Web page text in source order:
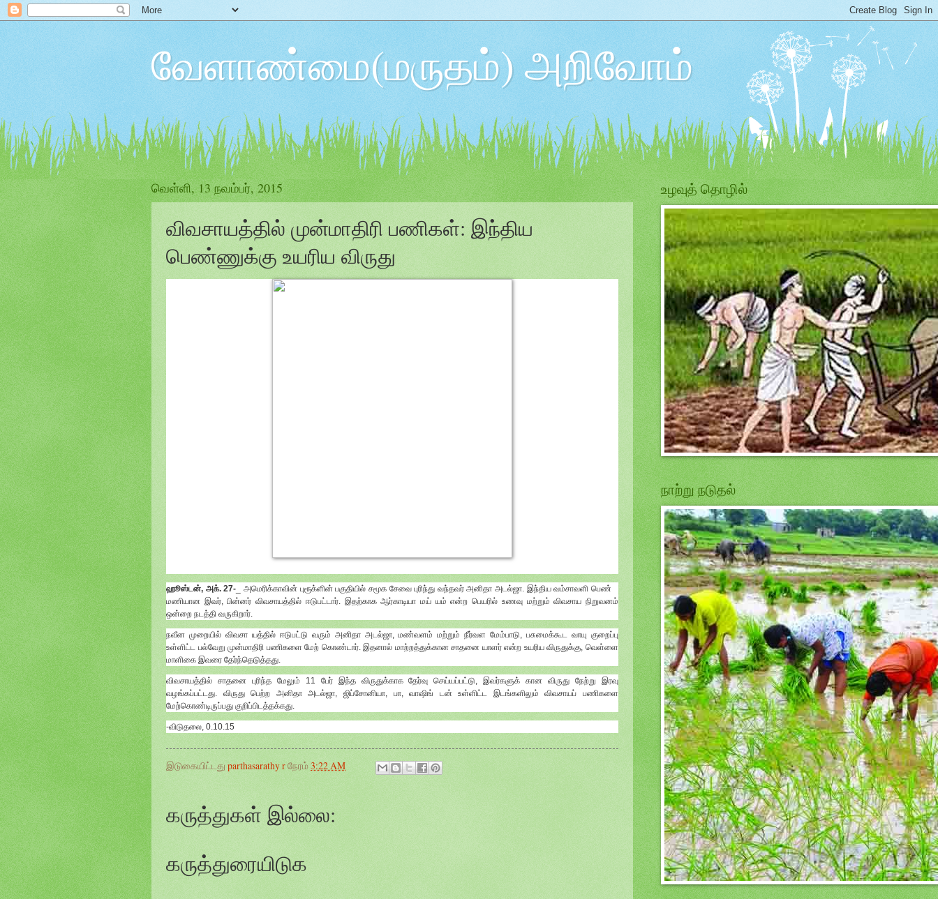
வேளாண்மை(மருதம்) அறிவோம்
வெள்ளி, 13 நவம்பர், 2015
விவசாயத்தில் முன்மாதிரி பணிகள்: இந்திய
பெண்ணுக்கு உயரிய விருது
ஹூஸ்டன், அக். 27- _ அமெரிக்காவின் புரூக்ளின் பகுதியில் சமூக சேவை புரிந்து வந்தவர் அனிதா அடல்ஜா. இந்திய வம்சாவளி பெண்
மணியான இவர், பின்னர் விவசாயத்தில் ஈடுபட்டார். இதற்காக ஆர்காடியா மய் யம் என்ற பெயரில் உணவு மற்றும் விவசாய நிறுவனம்
ஒன்றை நடத்தி வருகிறார்.
நவீன முறையில் விவசா யத்தில் ஈடுபட்டு வரும் அனிதா அடல்ஜா, மண்வளம் மற்றும் நீர்வள மேம்பாடு, பசுமைக்கூட வாயு குறைப்பு
உள்ளிட்ட பல்வேறு முன்மாதிரி பணிகளை மேற் கொண்டார். இதனால் மாற்றத்துக்கான சாதனை யாளர் என்ற உயரிய விருதுக்கு, வெள்ளை
மாளிகை இவரை தேர்ந்தெடுத்தது.
விவசாயத்தில் சாதனை புரிந்த மேலும் 11 பேர் இந்த விருதுக்காக தேர்வு செய்யப்பட்டு, இவர்களுக் கான விருது நேற்று இரவு
வழங்கப்பட்டது. விருது பெற்ற அனிதா அடல்ஜா, ஜிப்சோனியா, பா, வாஷிங் டன் உள்ளிட்ட இடங்களிலும் விவசாயப் பணிகளை
மேற்கொண்டிருப்பது குறிப்பிடத்தக்கது.
-விடுதலை, 0.10.15
இடுகையிட்டது parthasarathy rநேரம் 3:22 AM
கருத்துகள் இல்லை:
கருத்துரையிடுக
உழவுத் தொழில்
நாற்று நடுதல்